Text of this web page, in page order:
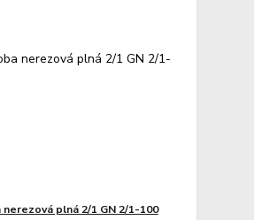
plná 2/1 GN 2/1-100